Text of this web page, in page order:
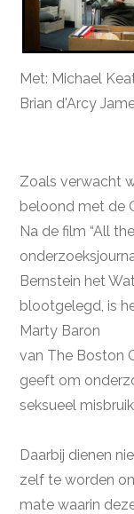
Met: Michael
Brian d'Arcy
Zoals verwacht
beloond met de
Na de film “All
Bernstein het
blootgelegd, is
Marty Baron
van The Boston
geeft om
seksueel
Daarbij dienen
zelf te worden
mate waarin